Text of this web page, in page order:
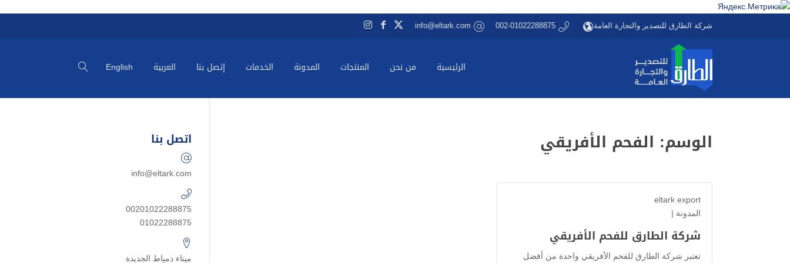
شركة الطارق للتصدير والتجارة العامة 002-01022288875
info@eltark.com
الرئيسية من نحن المنتجات المدونة الخدمات إتصل بنا العربية English
الوسم: الفحم الأفريقي
eltark export
المدونة |
شركة الطارق للفحم الأفريقي
تعتبر شركة الطارق للفحم الأفريقي واحدة من أفضل
اتصل بنا
info@eltark.com
00201022288875
01022288875
ميناء دمياط الجديدة